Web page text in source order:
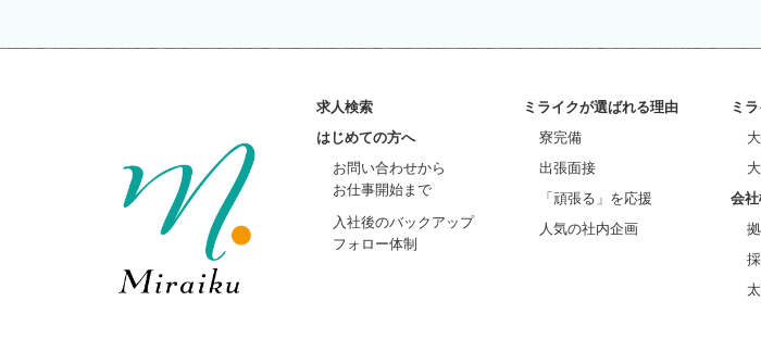
れ、お客様が使用しているコンピュータのハードディスクに
シーの変更 当社では、収集する個人情報の変更、利用目的
際は、当ページへの変更をもって公表とさせていただきます。
求人検索
はじめての方へ
お問い合わせから
お仕事開始まで
入社後のバックアップ
フォロー体制
ミライクが選ばれる理由
寮完備
出張面接
「頑張る」を応援
人気の社内企画
ミ
会